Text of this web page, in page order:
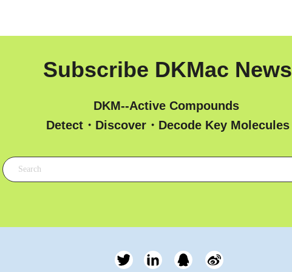
Subscribe DKMac News
DKM--Active Compounds
Detect・Discover・Decode Key Molecules